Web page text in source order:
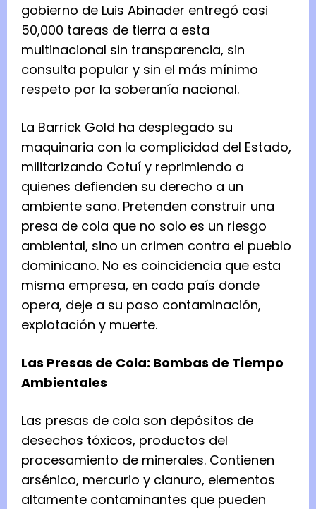
gobierno de Luis Abinader entregó casi
50,000 tareas de tierra a esta
multinacional sin transparencia, sin
consulta popular y sin el más mínimo
respeto por la soberanía nacional.
La Barrick Gold ha desplegado su
maquinaria con la complicidad del Estado,
militarizando Cotuí y reprimiendo a
quienes defienden su derecho a un
ambiente sano. Pretenden construir una
presa de cola que no solo es un riesgo
ambiental, sino un crimen contra el pueblo
dominicano. No es coincidencia que esta
misma empresa, en cada país donde
opera, deje a su paso contaminación,
explotación y muerte.
Las Presas de Cola: Bombas de Tiempo
Ambientales
Las presas de cola son depósitos de
desechos tóxicos, productos del
procesamiento de minerales. Contienen
arsénico, mercurio y cianuro, elementos
altamente contaminantes que pueden